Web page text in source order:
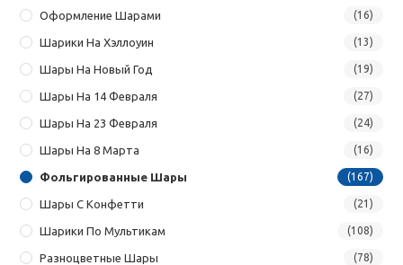
Оформление Шарами (16)
Шарики На Хэллоуин (13)
Шары На Новый Год (19)
Шары На 14 Февраля (27)
Шары На 23 Февраля (24)
Шары На 8 Марта (16)
Фольгированные Шары (167)
Шары С Конфетти (21)
Шарики По Мультикам (108)
Разноцветные Шары (78)